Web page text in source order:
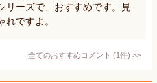
リーズで、おすすめです。見
ですよ。
全てのおすすめコメント (1件) >